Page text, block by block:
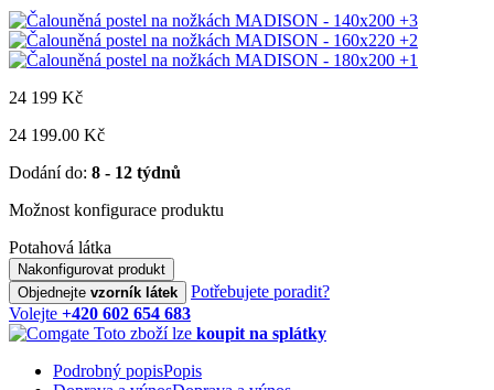
+3
+2
+1
24 199 Kč
24 199.00 Kč
Dodání do: 8 - 12 týdnů
Možnost konfigurace produktu
Potahová látka
Nakonfigurovat produkt
Objednejte vzorník látek
Potřebujete poradit?
Volejte +420 602 654 683
Toto zboží lze koupit na splátky
Podrobný popisPopis